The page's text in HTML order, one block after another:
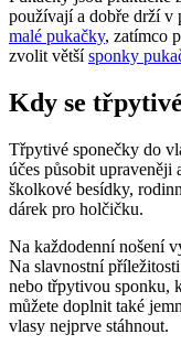
používají a dobře drží v
malé pukačky, zatímco
zvolit většísponky
Kdy se
Třpytivé sponečky do
účes působit upraveněji
školkové besídky,
dárek pro holčičku.
Na každodenní nošení
Na slavnostní
nebo třpytivou sponku,
můžete doplnit také
vlasy nejprve stáhnout.